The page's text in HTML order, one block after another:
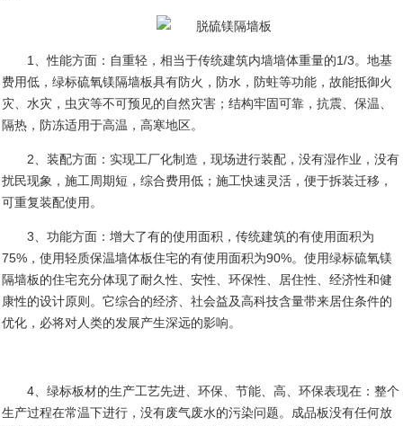
1 、性能方面：自重轻，相当于传统建筑内墙墙体重量的1/3。地基
费用低，绿标硫氧镁隔墙板具有防火，防水，防蛀等功能，故能抵御火
灾、水灾，虫灾等不可预见的自然灾害；结构牢固可靠，抗震、保温、
隔热，防冻适用于高温，高寒地区。
2 、装配方面：实现工厂化制造，现场进行装配，没有湿作业，没有
扰民现象，施工周期短，综合费用低；施工快速灵活，便于拆装迁移，
可重复装配使用。
3 、功能方面：增大了有的使用面积，传统建筑的有使用面积为
75% ，使用轻质保温墙体板住宅的有使用面积为90%。使用绿标硫氧镁
隔墙板的住宅充分体现了耐久性、安性、环保性、居住性、经济性和健
康性的设计原则。它综合的经济、社会益及高科技含量带来居住条件的
优化，必将对人类的发展产生深远的影响。
4 、绿标板材的生产工艺先进、环保、节能、高、环保表现在：整个
生产过程在常温下进行，没有废气废水的污染问题。成品板没有任何放